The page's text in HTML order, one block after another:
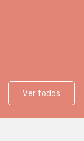
Ver todos